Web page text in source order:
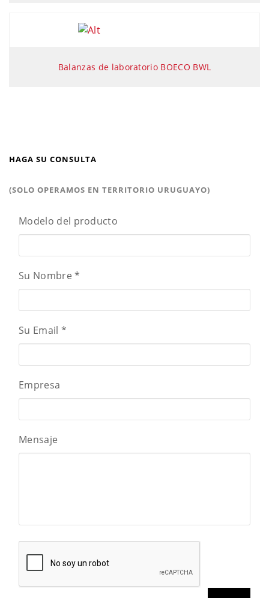
Balanzas de laboratorio BOECO BWL
HAGA SU CONSULTA
(SOLO OPERAMOS EN TERRITORIO URUGUAYO)
Modelo del producto
Su Nombre*
Su Email *
Empresa
Mensaje